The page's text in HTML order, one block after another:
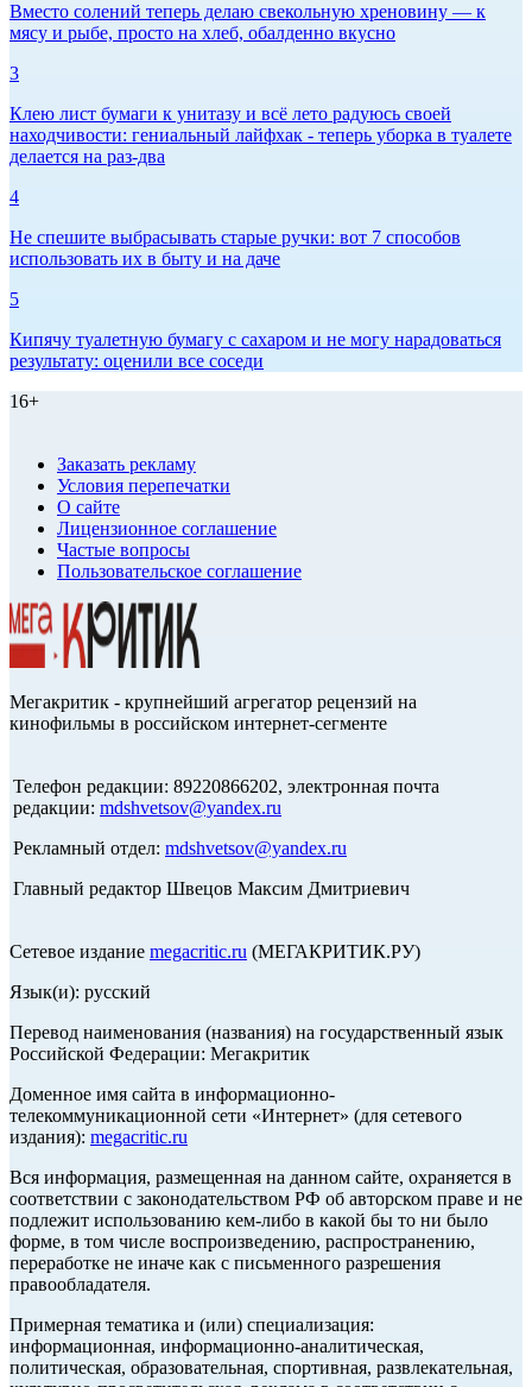
Вместо солений теперь делаю свекольную хреновину — к
мясу и рыбе, просто на хлеб, обалденно вкусно
3
Клею лист бумаги к унитазу и всё лето радуюсь своей
находчивости: гениальный лайфхак - теперь уборка в туалете
делается на раз-два
4
Не спешите выбрасывать старые ручки: вот 7 способов
использовать их в быту и на даче
5
Кипячу туалетную бумагу с сахаром и не могу нарадоваться
результату: оценили все соседи
16+
Заказать рекламу
Условия перепечатки
О сайте
Лицензионное соглашение
Частые вопросы
Пользовательское соглашение
Мегакритик - крупнейший агрегатор рецензий на
кинофильмы в российском интернет-сегменте
Телефон редакции: 89220866202, электронная почта
редакции: mdshvetsov@yandex.ru
Рекламный отдел: mdshvetsov@yandex.ru
Главный редактор Швецов Максим Дмитриевич
Сетевое издание megacritic.ru (МЕГАКРИТИК.РУ)
Язык(и): русский
Перевод наименования (названия) на государственный язык
Российской Федерации: Мегакритик
Доменное имя сайта в информационно-
телекоммуникационной сети «Интернет» (для сетевого
издания): megacritic.ru
Вся информация, размещенная на данном сайте, охраняется в
соответствии с законодательством РФ об авторском праве и не
подлежит использованию кем-либо в какой бы то ни было
форме, в том числе воспроизведению, распространению,
переработке не иначе как с письменного разрешения
правообладателя.
Примерная тематика и (или) специализация:
информационная, информационно-аналитическая,
политическая, образовательная, спортивная, развлекательная,